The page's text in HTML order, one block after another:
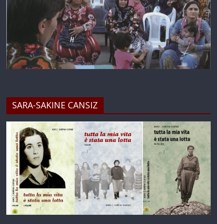
SARA-SAKINE CANSIZ